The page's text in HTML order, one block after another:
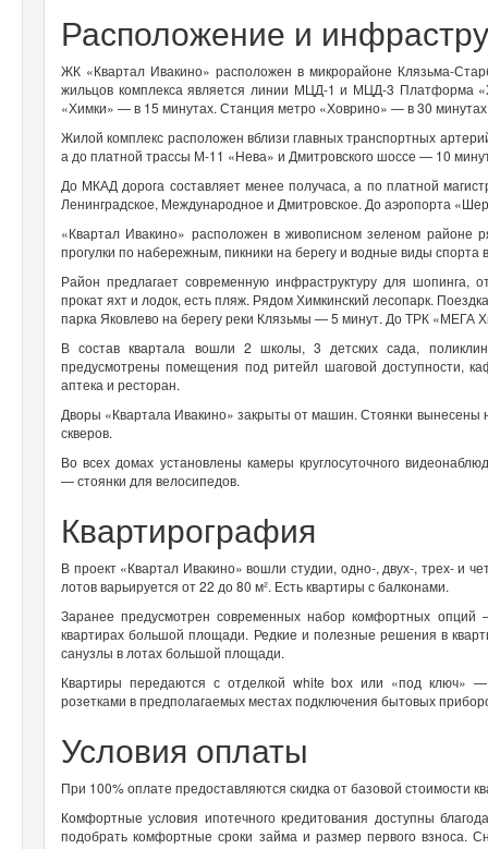
Расположение и
ЖК «Квартал Ивакино» расположен в микрорайоне Клязьма-
жильцов комплекса является линии МЦД-1 и МЦД-3 Платформа
«Химки» — в 15 минутах. Станция метро «Ховрино» — в 30
Жилой комплекс расположен вблизи главных транспортных
а до платной трассы М-11 «Нева» и Дмитровского шоссе — 10
До МКАД дорога составляет менее получаса, а по платной
Ленинградское, Международное и Дмитровское. До аэропорта
«Квартал Ивакино» расположен в живописном зеленом
прогулки по набережным, пикники на берегу и водные виды спорта
Район предлагает современную инфраструктуру для шопинга,
прокат яхт и лодок, есть пляж. Рядом Химкинский лесопарк.
парка Яковлево на берегу реки Клязьмы — 5 минут. До ТРК «МЕГА
В состав квартала вошли 2 школы, 3 детских сада,
предусмотрены помещения под ритейл шаговой доступности,
аптека и ресторан.
Дворы «Квартала Ивакино» закрыты от машин. Стоянки вынесены
скверов.
Во всех домах установлены камеры круглосуточного
— стоянки для велосипедов.
Квартирография
В проект «Квартал Ивакино» вошли студии, одно-, двух-, трех- и
лотов варьируется от 22 до 80 м². Есть квартиры с балконами.
Заранее предусмотрен современных набор комфортных
квартирах большой площади. Редкие и полезные решения в
санузлы в лотах большой площади.
Квартиры передаются с отделкой white box или «под ключ»
розетками в предполагаемых местах подключения бытовых
Условия оплаты
При 100% оплате предоставляются скидка от базовой стоимости
Комфортные условия ипотечного кредитования доступны
подобрать комфортные сроки займа и размер первого взноса.